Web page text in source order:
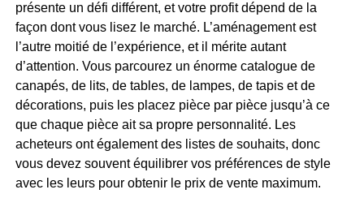
présente un défi différent, et votre profit dépend de la
façon dont vous lisez le marché. L’aménagement est
l’autre moitié de l’expérience, et il mérite autant
d’attention. Vous parcourez un énorme catalogue de
canapés, de lits, de tables, de lampes, de tapis et de
décorations, puis les placez pièce par pièce jusqu’à ce
que chaque pièce ait sa propre personnalité. Les
acheteurs ont également des listes de souhaits, donc
vous devez souvent équilibrer vos préférences de style
avec les leurs pour obtenir le prix de vente maximum.